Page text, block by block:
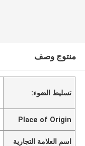
منتوج وصف
تسليط الضوء:
Place of Origin
اسم العلامة التجارية